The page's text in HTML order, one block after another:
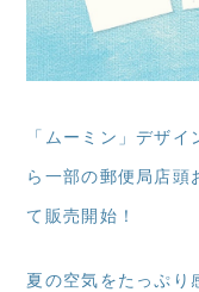
「ムーミン」デザ
ら一部の郵便局店頭
て販売開始！
夏の空気をたっぷり